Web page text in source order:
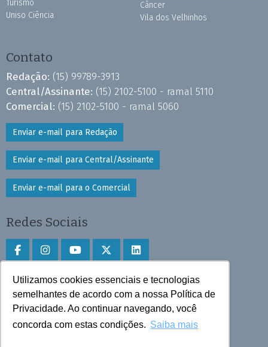
Utilizamos cookies essenciais e tecnologias
semelhantes de acordo com a nossa Política de
Privacidade. Ao continuar navegando, você
concorda com estas condições. Saiba mais
Turismo
Uniso Ciência
Câncer
Vila dos Velhinhos
Contato
Redação: (15) 99789-3913
Central/Assinante: (15) 2102-5100 - ramal 5110
Comercial: (15) 2102-5100 - ramal 5060
Enviar e-mail para Redação
Enviar e-mail para Central/Assinante
Enviar e-mail para o Comercial
Redes Sociais
Faça download do aplicativo
Play Store e App Store